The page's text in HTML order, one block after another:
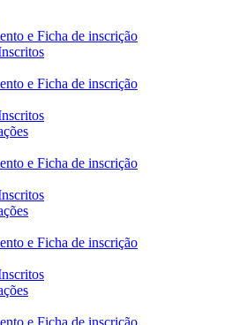
e Ficha de inscrição
e Ficha de inscrição
e Ficha de inscrição
e Ficha de inscrição
e Ficha de inscrição